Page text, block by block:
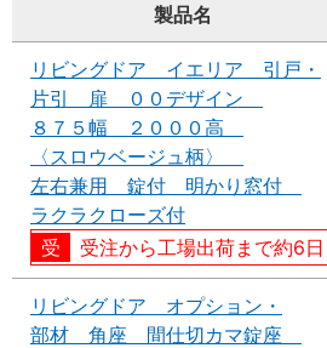
製品名
リビングドア イエリア 引戸・
片引 扉 ００デザイン
８７５幅 ２０００高
〈スロウベージュ柄〉
左右兼用 錠付 明かり窓付
ラクラクローズ付
受注から工場出荷まで約6日
リビングドア オプション・
部材 角座 間仕切カマ錠座